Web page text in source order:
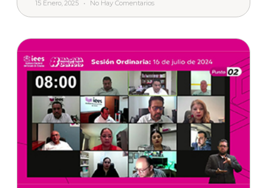
15 Enero, 2025 No Hay Comentarios